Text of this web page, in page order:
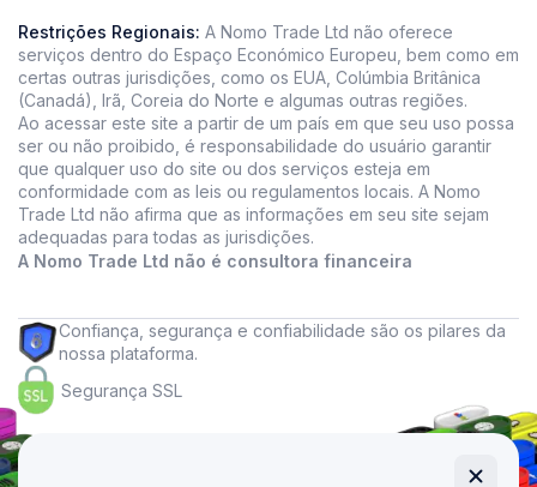
Restrições Regionais: A Nomo Trade Ltd não oferece
serviços dentro do Espaço Económico Europeu, bem como em
certas outras jurisdições, como os EUA, Colúmbia Britânica
(Canadá), Irã, Coreia do Norte e algumas outras regiões.
Ao acessar este site a partir de um país em que seu uso possa
ser ou não proibido, é responsabilidade do usuário garantir
que qualquer uso do site ou dos serviços esteja em
conformidade com as leis ou regulamentos locais. A Nomo
Trade Ltd não afirma que as informações em seu site sejam
adequadas para todas as jurisdições.
A Nomo Trade Ltd não é consultora financeira
Confiança, segurança e confiabilidade são os pilares da
nossa plataforma.
Segurança SSL